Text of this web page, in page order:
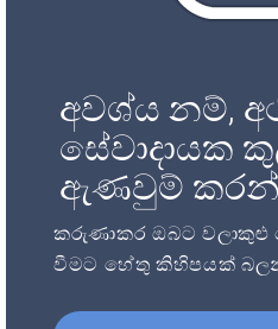
අවශ්ය නම්,
සේවාදායක
ඇණවුම්
කරුණාකර ඔබට වලාකුළු
වීමට හේතු කිහිපයක්